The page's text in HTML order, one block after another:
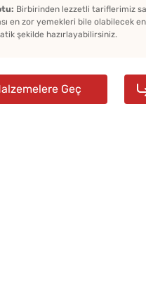
Birbirinden lezzetli tariflerimiz
en zor yemekleri bile olabilecek
şekilde hazırlayabilirsiniz.
Geç